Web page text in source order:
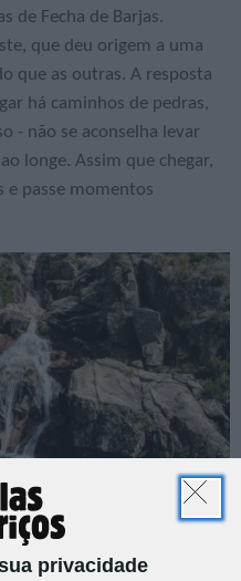
privacidade
de Fecha de Barjas.
que deu origem a uma
que as outras. A resposta
há caminhos de pedras,
- não se aconselha levar
longe. Assim que chegar,
e passe momentos